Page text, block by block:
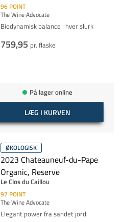
96 POINT
The Wine Advocate
Biodynamisk balance i hver slurk
759,95 pr. flaske
På lager online
LÆG I KURVEN
ØKOLOGISK
2023 Chateauneuf-du-Pape
Organic, Reserve
Le Clos du Caillou
97 POINT
The Wine Advocate
Elegant power fra sandet jord.